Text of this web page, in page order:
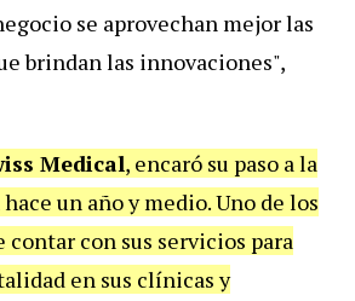
se aprovechan mejor las
brindan las innovaciones",
Medical, encaró su paso a la
un año y medio. Uno de los
contar con sus servicios para
en sus clínicas y